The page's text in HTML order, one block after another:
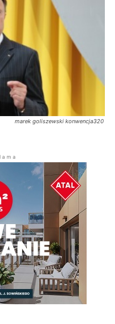
marek goliszewski konwencja320
a m a